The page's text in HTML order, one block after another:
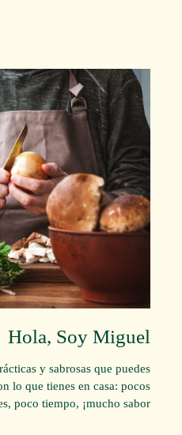
Hola, Soy Miguel
y sabrosas que puedes
lo que tienes en casa: pocos
poco tiempo, ¡mucho sabor!